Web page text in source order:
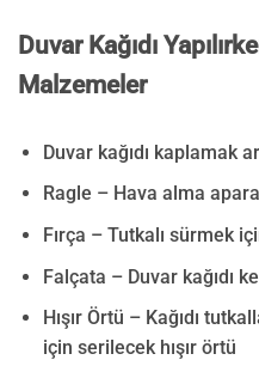
Duvar Kağıdı
Malzemeler
Duvar kağıdı kaplamak
Ragle – Hava alma
Fırça – Tutkalı sürmek
Falçata – Duvar kağıdı
Hışır Örtü – Kağıdı
için serilecek hışır örtü